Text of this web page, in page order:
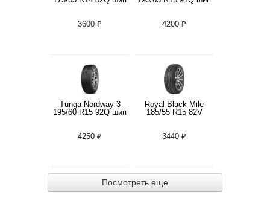
3600 ₽ 4200 ₽
Tunga Nordway 3
195/60 R15 92Q шип
4250 ₽
Royal Black Mile
185/55 R15 82V
3440 ₽
Посмотреть еще